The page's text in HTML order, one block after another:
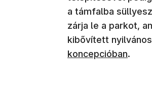
a támfalba
zárja le a parkot,
kibővített
koncepcióban.